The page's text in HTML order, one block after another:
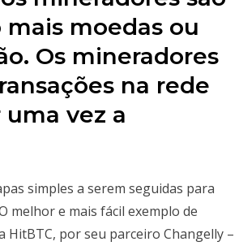
moedas ou
Os mineradores
na rede
vez a
simples a serem seguidas para
melhor e mais fácil exemplo de
por seu parceiro Changelly –